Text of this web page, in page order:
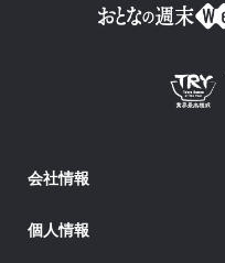
会社情報
個人情報